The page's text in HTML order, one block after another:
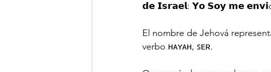
𝗱𝗲 𝗜𝘀𝗿𝗮𝗲𝗹: 𝗬𝗼 𝗦𝗼𝘆 𝗺𝗲
El nombre de Jehová
verbo ʜᴀʏᴀʜ, ꜱᴇʀ.